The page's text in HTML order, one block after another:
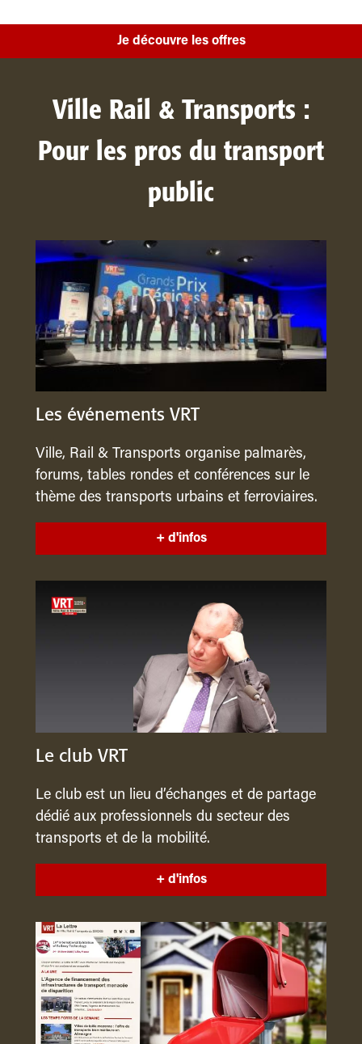
Je découvre les offres
Ville Rail & Transports :
Pour les pros du transport
public
Les événements VRT
Ville, Rail & Transports organise palmarès,
forums, tables rondes et conférences sur le
thème des transports urbains et ferroviaires.
+ d'infos
Le club VRT
Le club est un lieu d’échanges et de partage
dédié aux professionnels du secteur des
transports et de la mobilité.
+ d'infos